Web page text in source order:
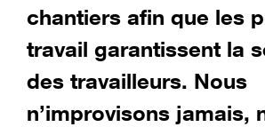
chantiers afin que les
travail garantissent la
des travailleurs. Nous
n’improvisons jamais,